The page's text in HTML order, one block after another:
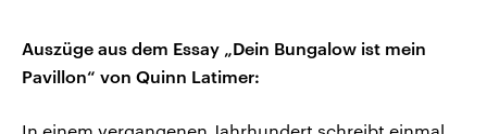
Auszüge aus dem Essay „Dein Bungalow ist mein
Pavillon“ von Quinn Latimer: